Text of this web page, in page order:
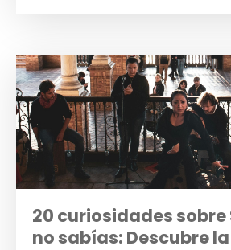
20 curiosidades sobre
no sabías: Descubre